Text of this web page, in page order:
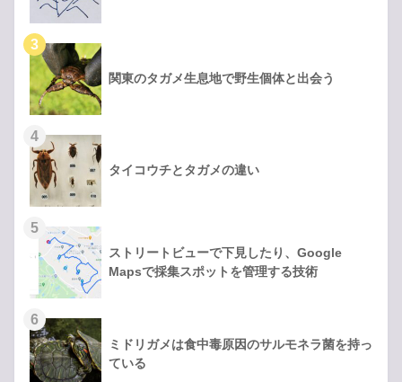
関東のタガメ生息地で野生個体と出会う
タイコウチとタガメの違い
ストリートビューで下見したり、Google
Mapsで採集スポットを管理する技術
ミドリガメは食中毒原因のサルモネラ菌を持っ
ている